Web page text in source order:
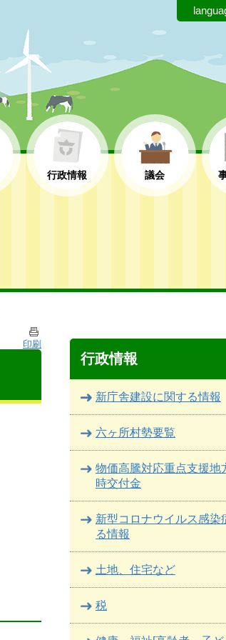
行政情報 議会
行政情報
新庁舎建設に関する情報
六ヶ所村勢要覧
物価高騰対応重点支援地
時交付金
新型コロナウイルス感染
る情報
土地、住宅など
税
印刷